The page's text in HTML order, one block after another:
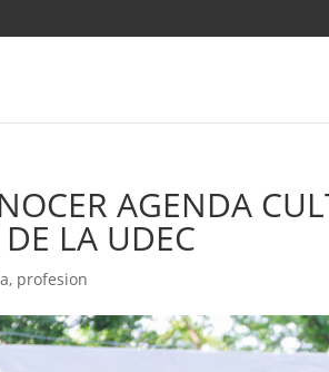
AGENDA
LA UDEC
, profesion